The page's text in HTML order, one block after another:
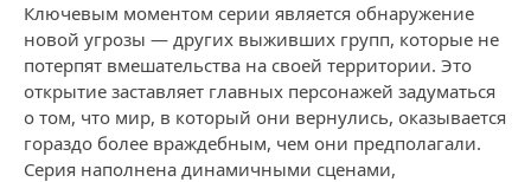
Ключевым моментом серии является обнаружение
новой угрозы — других выживших групп, которые не
потерпят вмешательства на своей территории. Это
открытие заставляет главных персонажей задуматься
о том, что мир, в который они вернулись, оказывается
гораздо более враждебным, чем они предполагали.
Серия наполнена динамичными сценами,